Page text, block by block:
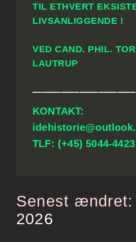
TIL ETHVERT
LIVSANLIGGENDE !
VED CAND. PHIL.
LAUTRUP
KONTAKT:
TLF: (+45) 5044-4423
Senest ændret
2026